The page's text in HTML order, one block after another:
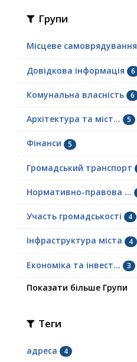
Групи
Місцеве самоврядування
Довідкова інформація 6
Комунальна власність 6
Архітектура та міст... 5
Фінанси 5
Громадський транспорт
Нормативно-правова ...
Участь громадськості 4
Інфраструктура міста 4
Економіка та інвест... 3
Показати більше Групи
Теги
адреса 4